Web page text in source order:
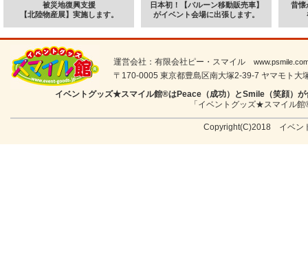
被災地復興支援
【北陸物産展】実施します。
日本初！【バルーン移動販売車】
がイベント会場に出張します。
昔懐
運営会社：有限会社ピー・スマイル
〒170-0005 東京都豊島区南大塚2-39-7 ヤマモト
イベントグッズ★スマイル館®はPeace（成功）とSmile（笑顔）
「イベントグッズ★スマイル
Copyright(C)2018 イベン